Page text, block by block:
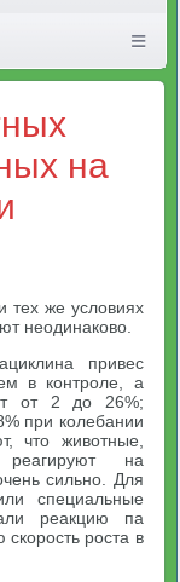
на
тех же условиях
неодинаково.
привес
в контроле, а
от 2 до 26%;
при колебании
что животные,
на
сильно. Для
специальные
реакцию па
роста в